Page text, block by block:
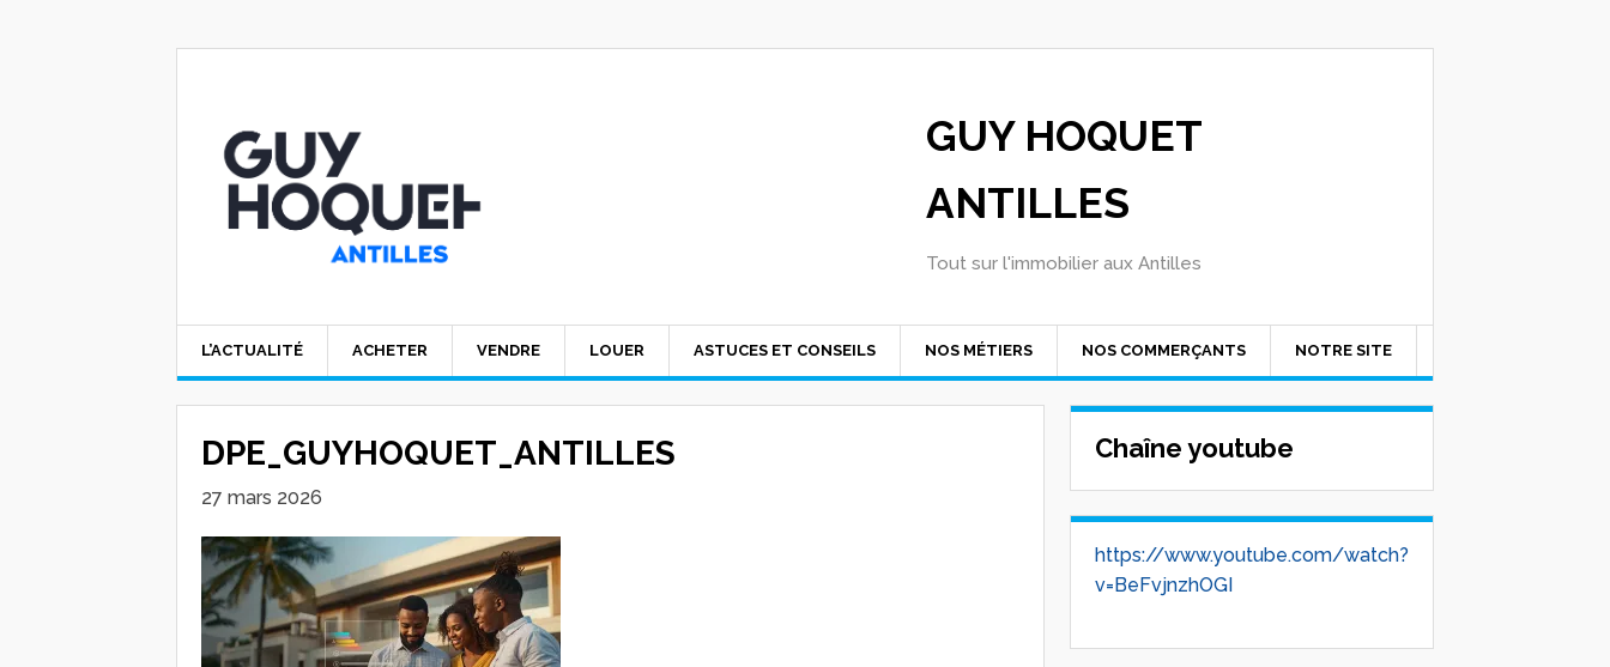
GUY HOQUET
ANTILLES
Tout sur l'immobilier aux Antilles
L’ACTUALITÉ ACHETER VENDRE LOUER ASTUCES ET CONSEILS NOS MÉTIERS NOS COMMERÇANTS NOTRE SITE
DPE_GUYHOQUET_ANTILLES
27 mars 2026
Chaîne youtube
https://www.youtube.com/watch?
v=BeFvjnzhOGI